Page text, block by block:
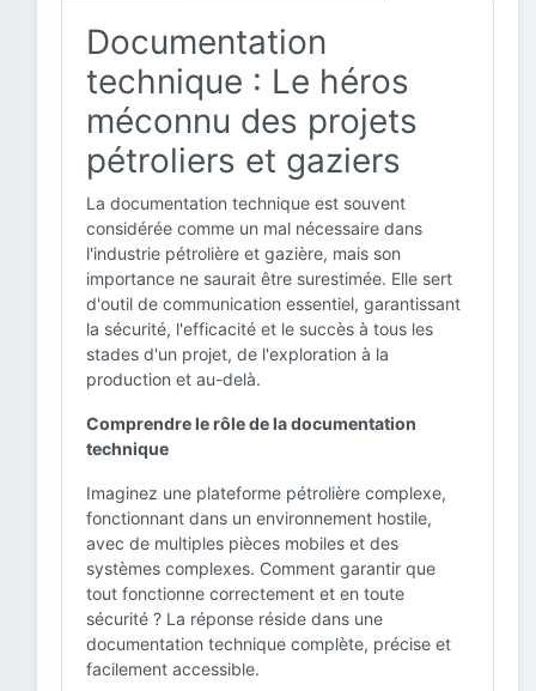
Documentation
technique : Le héros
méconnu des projets
pétroliers et gaziers
La documentation technique est souvent
considérée comme un mal nécessaire dans
l'industrie pétrolière et gazière, mais son
importance ne saurait être surestimée. Elle sert
d'outil de communication essentiel, garantissant
la sécurité, l'efficacité et le succès à tous les
stades d'un projet, de l'exploration à la
production et au-delà.
Comprendre le rôle de la documentation
technique
Imaginez une plateforme pétrolière complexe,
fonctionnant dans un environnement hostile,
avec de multiples pièces mobiles et des
systèmes complexes. Comment garantir que
tout fonctionne correctement et en toute
sécurité ? La réponse réside dans une
documentation technique complète, précise et
facilement accessible.